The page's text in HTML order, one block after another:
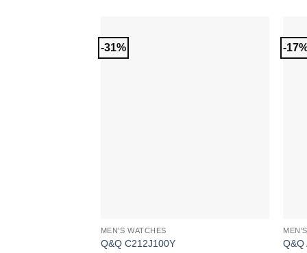
-31%
MEN'S WATCHES
Q&Q C212J100Y
-
Q&Q